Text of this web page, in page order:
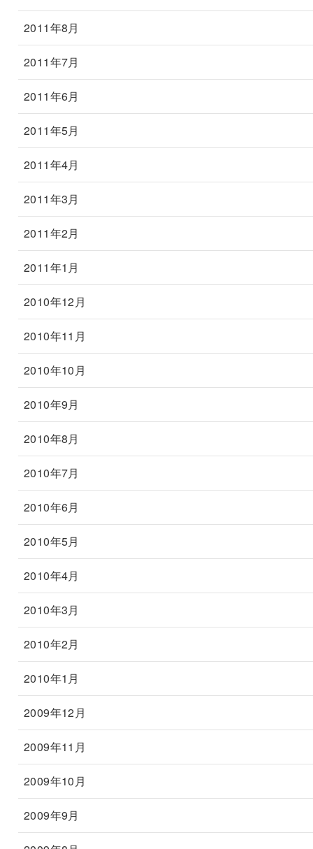
2011年8月
2011年7月
2011年6月
2011年5月
2011年4月
2011年3月
2011年2月
2011年1月
2010年12月
2010年11月
2010年10月
2010年9月
2010年8月
2010年7月
2010年6月
2010年5月
2010年4月
2010年3月
2010年2月
2010年1月
2009年12月
2009年11月
2009年10月
2009年9月